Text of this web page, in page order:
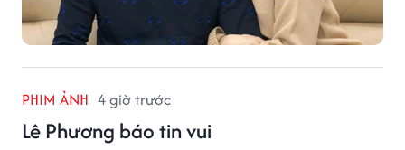
PHIM ẢNH 4 giờ trước
Lê Phương báo tin vui